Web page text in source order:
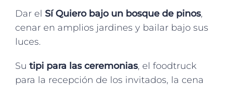
Dar el SíQuiero bajo un bosque de pinos,
cenar en amplios jardines y bailar bajo sus
luces.
Su tipi para las ceremonias, el foodtruck
para la recepción de los invitados, la cena